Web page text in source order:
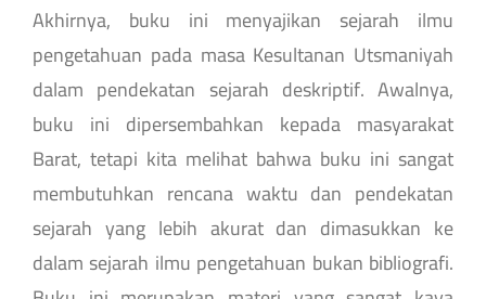
Akhirnya, buku ini menyajikan sejarah ilmu
pengetahuan pada masa Kesultanan Utsmaniyah
dalam pendekatan sejarah deskriptif. Awalnya,
buku ini dipersembahkan kepada masyarakat
Barat, tetapi kita melihat bahwa buku ini sangat
membutuhkan rencana waktu dan pendekatan
sejarah yang lebih akurat dan dimasukkan ke
dalam sejarah ilmu pengetahuan bukan bibliografi.